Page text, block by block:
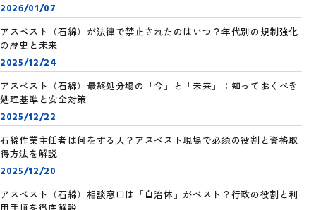
2026/01/07
アスベスト（石綿）が法律で禁止されたのはいつ？年代別の規制強化
の歴史と未来
2025/12/24
アスベスト（石綿）最終処分場の「今」と「未来」：知っておくべき
処理基準と安全対策
2025/12/22
石綿作業主任者は何をする人？アスベスト現場で必須の役割と資格取
得方法を解説
2025/12/20
アスベスト（石綿）相談窓口は「自治体」がベスト？行政の役割と利